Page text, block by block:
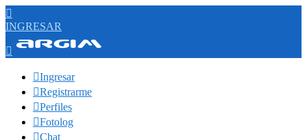

INGRESAR

Ingresar
Registrarme
Perfiles
Fotolog
Chat